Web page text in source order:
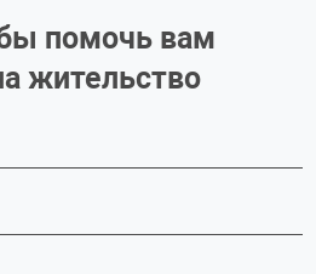
помочь вам
жительство